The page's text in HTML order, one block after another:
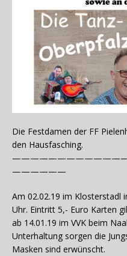
Die Festdamen der FF
den Hausfasching.
——————
Am 02.02.19 im Klosterstadl
Uhr. Eintritt 5,- Euro Karten
ab 14.01.19 im VVK beim
Unterhaltung sorgen die
Masken sind erwünscht.